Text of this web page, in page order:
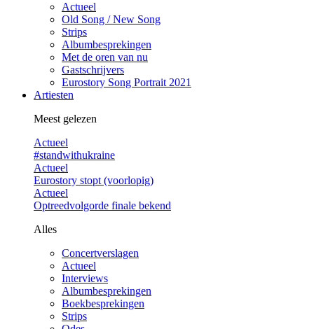
Actueel
Old Song / New Song
Strips
Albumbesprekingen
Met de oren van nu
Gastschrijvers
Eurostory Song Portrait 2021
Artiesten
Meest gelezen
Actueel
#standwithukraine
Actueel
Eurostory stopt (voorlopig)
Actueel
Optreedvolgorde finale bekend
Alles
Concertverslagen
Actueel
Interviews
Albumbesprekingen
Boekbesprekingen
Strips